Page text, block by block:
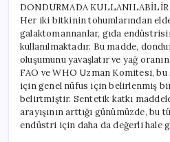
DONDURMADA KULLANILABİLİR
Her iki bitkinin tohumlarından
galaktomannanlar, gıda
kullanılmaktadır. Bu madde,
oluşumunu yavaşlatır ve yağ
FAO ve WHO Uzman Komitesi, bu
için genel nüfus için belirlenmiş bir
belirtmiştir. Sentetik katkı
arayışının arttığı günümüzde,
endüstri için daha da değerli hale